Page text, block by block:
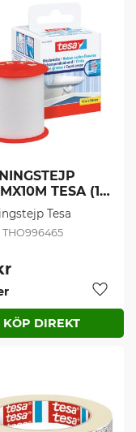
TESA (1
Tesa
THO996465
Lägg